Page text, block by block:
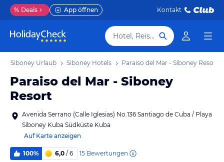
% Deals App öffnen Kontakt
Hotel, Reiseziel
Siboney Urlaub Siboney Hotels Paraiso del Mar - Siboney Resort
Paraiso del Mar - Siboney
Resort
Avenida Serrano (Calle Iglesias) No.136 Santiago de Cuba / Playa
Siboney Kuba Südküste Kuba
Auf Karte anzeigen
100% 6,0 / 6 15 Bewertungen